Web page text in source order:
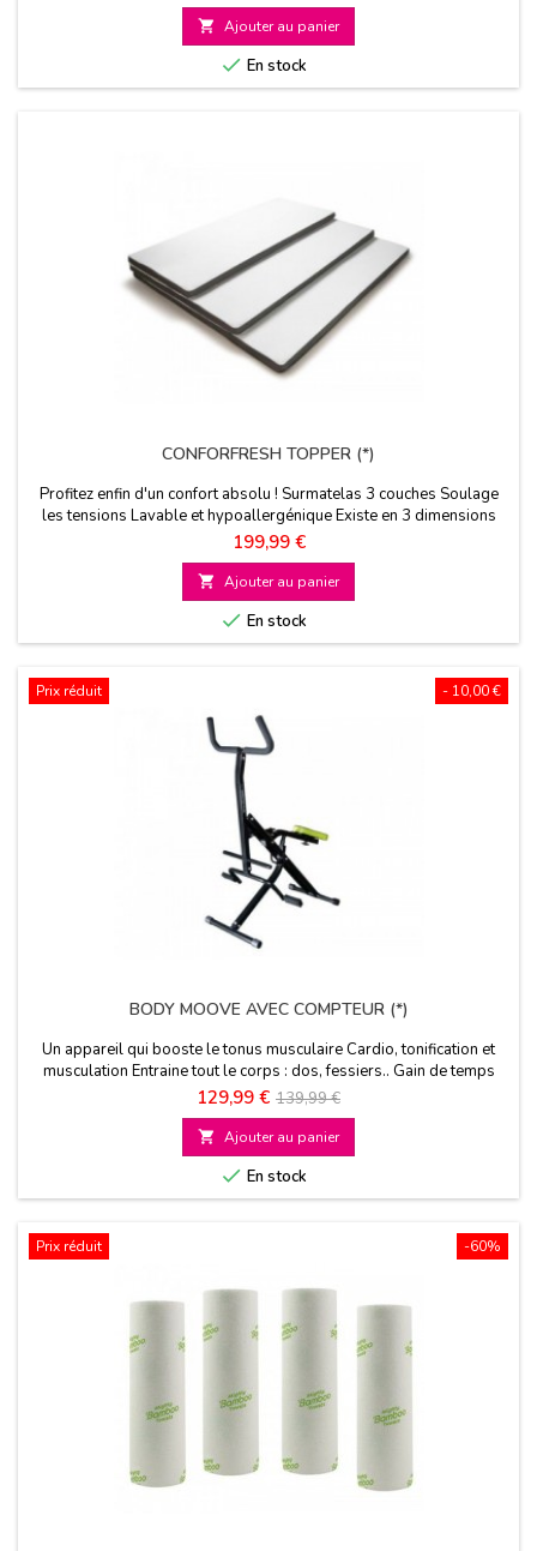
 Ajouter au panier
 En stock
CONFORFRESH TOPPER (*)
Profitez enfin d'un confort absolu ! Surmatelas 3 couches Soulage
les tensions Lavable et hypoallergénique Existe en 3 dimensions
Prix
199,99 €
 Ajouter au panier
 En stock
- 10,00 €
Prix réduit
BODY MOOVE AVEC COMPTEUR (*)
Un appareil qui booste le tonus musculaire Cardio, tonification et
musculation Entraine tout le corps : dos, fessiers.. Gain de temps
Prix
129,99 € Prix
de
base
139,99 €
 Ajouter au panier
 En stock
-60%
Prix réduit